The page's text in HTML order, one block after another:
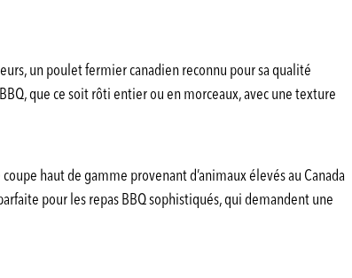
un poulet fermier canadien reconnu pour sa qualité
que ce soit rôti entier ou en morceaux, avec une texture
haut de gamme provenant d’animaux élevés au Canada
pour les repas BBQ sophistiqués, qui demandent une